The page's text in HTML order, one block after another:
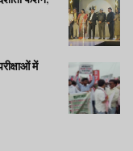
में